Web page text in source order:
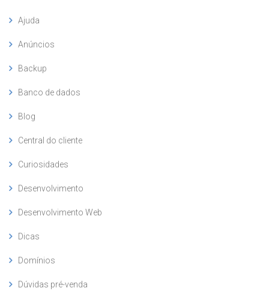
Ajuda
Anúncios
Backup
Banco de dados
Blog
Central do cliente
Curiosidades
Desenvolvimento
Desenvolvimento Web
Dicas
Domínios
Dúvidas pré-venda